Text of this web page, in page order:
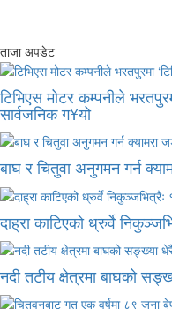
ताजा अपडेट
टिभिएस मोटर कम्पनीले
सार्वजनिक ग¥यो
बाघ र चितुवा अनुगमन गर्न
दाह्रा काटिएको ध्रुर्वे
नदी तटीय क्षेत्रमा बाघको